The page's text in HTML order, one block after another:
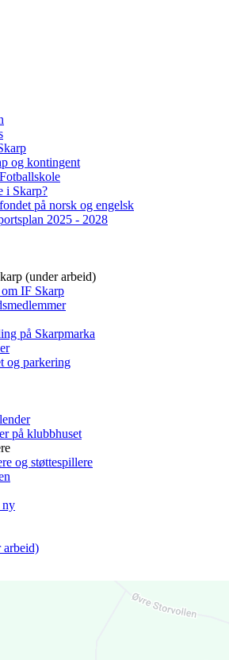
og kontingent
i Skarp?
på norsk og engelsk
2025 - 2028
(under arbeid)
IF Skarp
på Skarpmarka
og parkering
på klubbhuset
og støttespillere
ny
arbeid)